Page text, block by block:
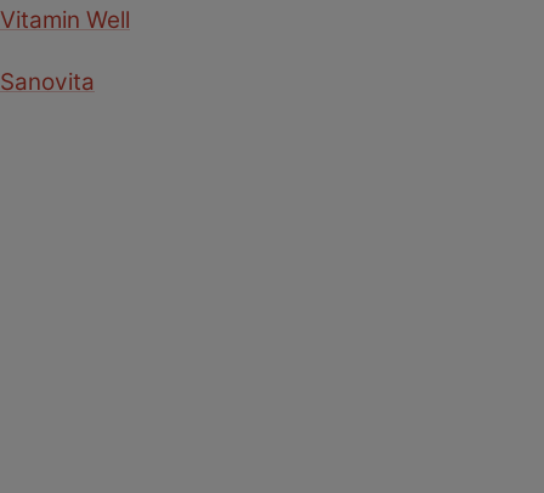
Vitamin Well
Sanovita